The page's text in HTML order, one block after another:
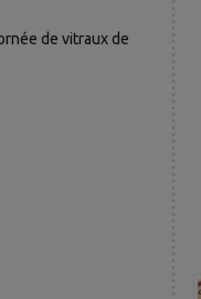
de vitraux de